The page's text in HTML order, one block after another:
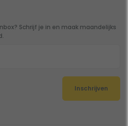
Schrijf je in en maak maandelijks
Inschrijven